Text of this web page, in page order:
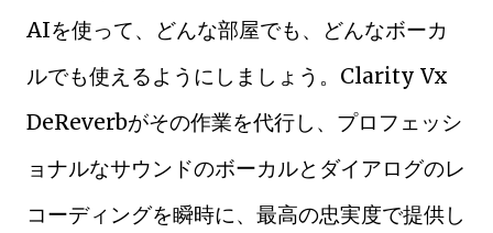
AIを使って、どんな部屋でも、どんなボーカ
ルでも使えるようにしましょう。Clarity Vx
DeReverbがその作業を代行し、プロフェッシ
ョナルなサウンドのボーカルとダイアログのレ
コーディングを瞬時に、最高の忠実度で提供し